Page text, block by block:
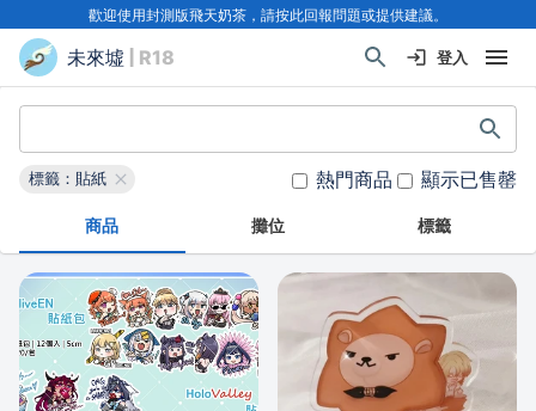
歡迎使用封測版飛天奶茶，請按此回報問題或提供建議。
未來墟 | R18 登入
標籤：貼紙 熱門商品 顯示已售罄
商品 攤位 標籤